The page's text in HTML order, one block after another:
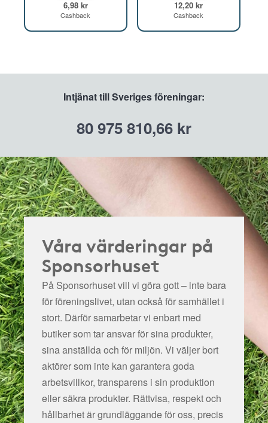
6,98 kr
Cashback
12,20 kr
Cashback
Intjänat till Sveriges föreningar:
80 975 810,66 kr
Våra värderingar på
Sponsorhuset
På Sponsorhuset vill vi göra gott – inte bara
för föreningslivet, utan också för samhället i
stort. Därför samarbetar vi enbart med
butiker som tar ansvar för sina produkter,
sina anställda och för miljön. Vi väljer bort
aktörer som inte kan garantera goda
arbetsvillkor, transparens i sin produktion
eller säkra produkter. Rättvisa, respekt och
hållbarhet är grundläggande för oss, precis